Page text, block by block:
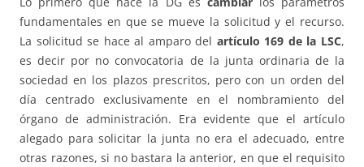
fundamentales en que se mueve la solicitud y el recurso.
La solicitud se hace al amparo del artículo 169 de la LSC,
es decir por no convocatoria de la junta ordinaria de la
sociedad en los plazos prescritos, pero con un orden del
día centrado exclusivamente en el nombramiento del
órgano de administración. Era evidente que el artículo
alegado para solicitar la junta no era el adecuado, entre
otras razones, si no bastara la anterior, en que el requisito